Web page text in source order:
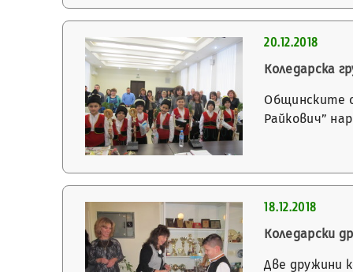
20.12.2018
Коледарска
Общинските
Райкович”
18.12.2018
Коледарски
Две дружини